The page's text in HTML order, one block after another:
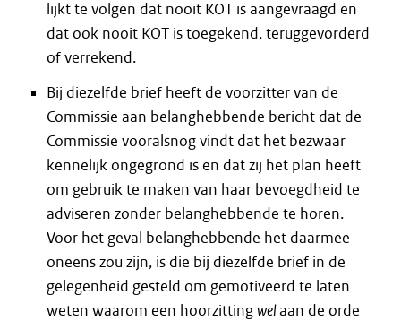
lijkt te volgen dat nooit KOT is aangevraagd en
dat ook nooit KOT is toegekend, teruggevorderd
of verrekend.
Bij diezelfde brief heeft de voorzitter van de
Commissie aan belanghebbende bericht dat de
Commissie vooralsnog vindt dat het bezwaar
kennelijk ongegrond is en dat zij het plan heeft
om gebruik te maken van haar bevoegdheid te
adviseren zonder belanghebbende te horen.
Voor het geval belanghebbende het daarmee
oneens zou zijn, is die bij diezelfde brief in de
gelegenheid gesteld om gemotiveerd te laten
weten waarom een hoorzittingwelaan de orde